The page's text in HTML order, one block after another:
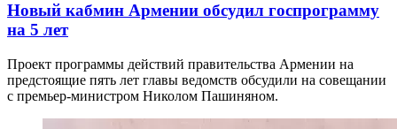
Новый кабмин Армении обсудил госпрограмму
на 5 лет
Проект программы действий правительства Армении на
предстоящие пять лет главы ведомств обсудили на совещании
с премьер-министром Николом Пашиняном.